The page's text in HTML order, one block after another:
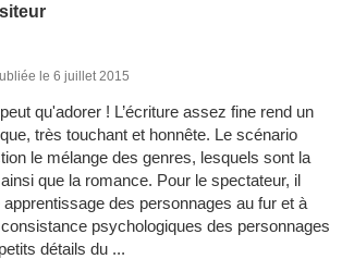
le 6 juillet 2015
qu'adorer ! L’écriture assez fine rend un
très touchant et honnête. Le scénario
le mélange des genres, lesquels sont la
que la romance. Pour le spectateur, il
apprentissage des personnages au fur et à
psychologiques des personnages
détails du ...